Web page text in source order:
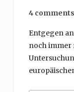
4 comments
Entgegen
noch immer